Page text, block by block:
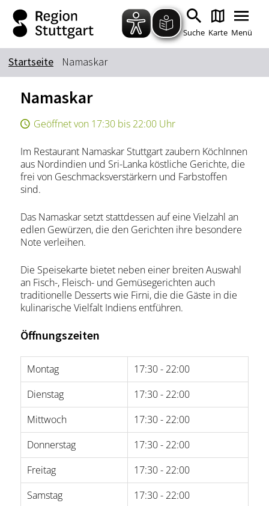
Zum Hauptinhalt springen
Zur Suche springen
Zur Hauptnavigation
Zum Footer springen
Suche Karte Menü
Suchbegriff
Das könnte Sie interessieren
Stadtführungen
Tickets
Citytour
Übernachtung
Erlebnisse
Wein
Automobil
Kultur
Feste & Highlights
Startseite Namaskar
Namaskar
Geöffnet von 17:30 bis 22:00 Uhr
Im Restaurant Namaskar Stuttgart zaubern KöchInnen
aus Nordindien und Sri-Lanka köstliche Gerichte, die
frei von Geschmacksverstärkern und Farbstoffen
sind.
Das Namaskar setzt stattdessen auf eine Vielzahl an
edlen Gewürzen, die den Gerichten ihre besondere
Note verleihen.
Die Speisekarte bietet neben einer breiten Auswahl
an Fisch-, Fleisch- und Gemüsegerichten auch
traditionelle Desserts wie Firni, die die Gäste in die
kulinarische Vielfalt Indiens entführen.
Öffnungszeiten
Montag
17:30 - 22:00
Dienstag
17:30 - 22:00
Mittwoch
17:30 - 22:00
Donnerstag
17:30 - 22:00
Freitag
17:30 - 22:00
Samstag
17:30 - 22:00